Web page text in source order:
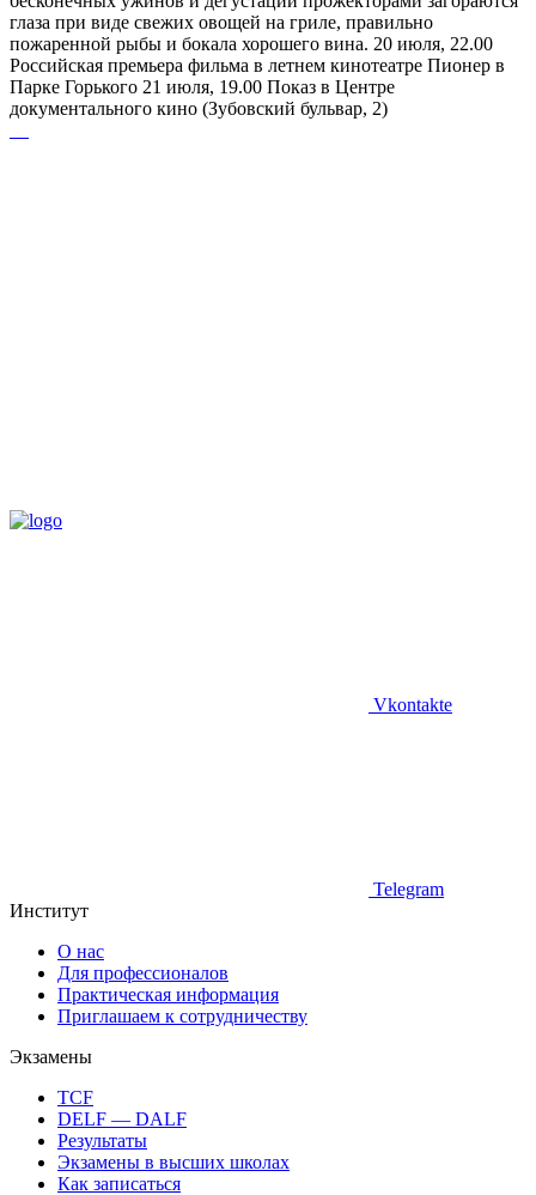
глаза при виде свежих овощей на гриле, правильно
пожаренной рыбы и бокала хорошего вина. 20 июля, 22.00
Российская премьера фильма в летнем кинотеатре Пионер в
Парке Горького 21 июля, 19.00 Показ в Центре
документального кино (Зубовский бульвар, 2)
Vkontakte
Telegram
Институт
О нас
Для профессионалов
Практическая информация
Приглашаем к сотрудничеству
Экзамены
TCF
DELF — DALF
Результаты
Экзамены в высших школах
Как записаться